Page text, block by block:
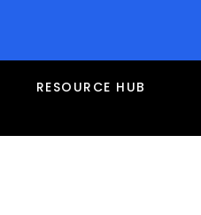
RESOURCE HUB